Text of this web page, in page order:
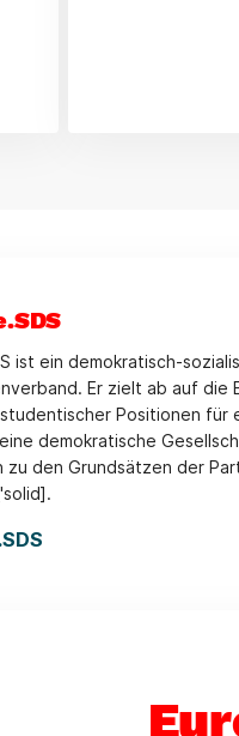
ist ein demokratisch-
Er zielt ab auf die
Positionen für
demokratische
zu den Grundsätzen der